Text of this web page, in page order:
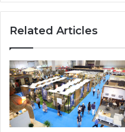
Related Articles